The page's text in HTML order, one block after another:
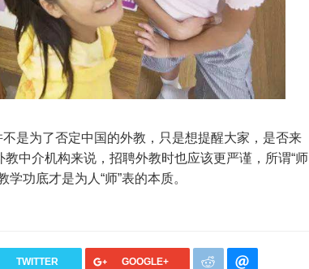
是为了否定中国的外教，只是想提醒大家，是否来
中介机构来说，招聘外教时也应该更严谨，所谓“师
功底才是为人“师”表的本质。
TWITTER GOOGLE+